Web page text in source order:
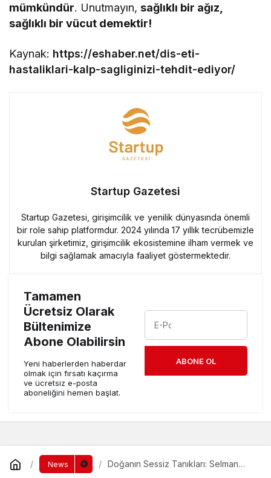
mümkündür. Unutmayın,sağlıklı bir ağız,
sağlıklı bir vücut demektir!
Kaynak: https://eshaber.net/dis-eti-
hastaliklari-kalp-sagliginizi-tehdit-ediyor/
Startup Gazetesi
Startup Gazetesi, girişimcilik ve yenilik dünyasında önemli
bir role sahip platformdur. 2024 yılında 17 yıllık tecrübemizle
kurulan şirketimiz, girişimcilik ekosistemine ilham vermek ve
bilgi sağlamak amacıyla faaliyet göstermektedir.
Tamamen
Ücretsiz Olarak
Bültenimize
Abone Olabilirsin
Yeni haberlerden haberdar
olmak için fırsatı kaçırma
ve ücretsiz e-posta
aboneliğini hemen başlat.
ABONE OL
News
Doğanın Sessiz Tanıkları: Selman